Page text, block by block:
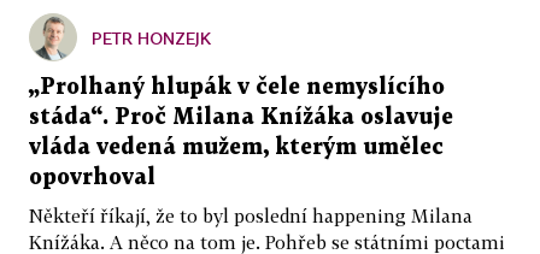
PETR HONZEJK
„Prolhaný hlupák v čele nemyslícího
stáda“. Proč Milana Knížáka oslavuje
vláda vedená mužem, kterým umělec
opovrhoval
Někteří říkají, že to byl poslední happening Milana
Knížáka. A něco na tom je. Pohřeb se státními poctami